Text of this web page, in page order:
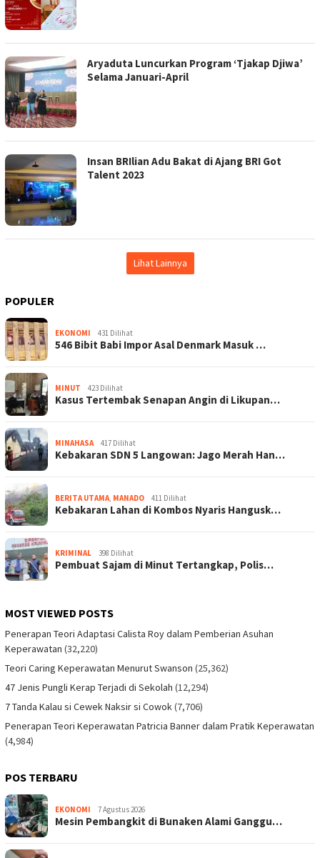
Aryaduta Luncurkan Program ‘Tjakap Djiwa’
Selama Januari-April
Insan BRIlian Adu Bakat di Ajang BRI Got
Talent 2023
Lihat Lainnya
POPULER
EKONOMI 431 Dilihat
546 Bibit Babi Impor Asal Denmark Masuk …
MINUT 423 Dilihat
Kasus Tertembak Senapan Angin di Likupan…
MINAHASA 417 Dilihat
Kebakaran SDN 5 Langowan: Jago Merah Han…
BERITA UTAMA MANADO 411 Dilihat
Kebakaran Lahan di Kombos Nyaris Hangusk…
KRIMINAL 398 Dilihat
Pembuat Sajam di Minut Tertangkap, Polis…
MOST VIEWED POSTS
Penerapan Teori Adaptasi Calista Roy dalam Pemberian Asuhan
Keperawatan (32,220)
Teori Caring Keperawatan Menurut Swanson (25,362)
47 Jenis Pungli Kerap Terjadi di Sekolah (12,294)
7 Tanda Kalau si Cewek Naksir si Cowok(7,706)
Penerapan Teori Keperawatan Patricia Banner dalam Pratik Keperawatan
(4,984)
POS TERBARU
EKONOMI 7 Agustus 2026
Mesin Pembangkit di Bunaken Alami Ganggu…